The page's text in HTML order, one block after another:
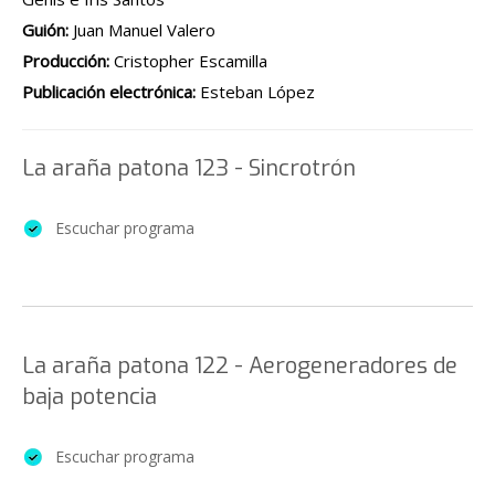
Guión: Juan Manuel Valero
Producción: Cristopher Escamilla
Publicación electrónica: Esteban López
La araña patona 123 - Sincrotrón
Escuchar programa
La araña patona 122 - Aerogeneradores de
baja potencia
Escuchar programa